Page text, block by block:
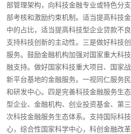
部管理架构，向科技金融专业或特色分
部考核和激励约束机制。适当提高科技
中的占比，适当提高科技型企业贷款不
支持科技创新的主动性。三是做好科技
服务。鼓励金融机构加强对国家重大科
融支持。做好国家科技重大项目、国家
新平台基地的金融服务。一视同仁服务
和研发中心。四是完善科技金融服务生
型企业、金融机构、创业投资基金、第
次科技金融服务生态体系。支持国际科
心，综合性国家科学中心，科创金融改